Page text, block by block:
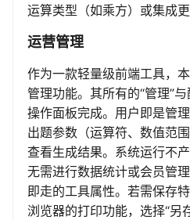
运算类型（如乘方）或集成更
运营管理
作为一款轻量级前端工具，
管理功能。其所有的“管理”
操作面板完成。用户即是管
出题参数（运算符、数值范
查看生成结果。系统运行不
无需进行数据统计或会员管
即走的工具属性。若需保存
浏览器的打印功能，选择“另